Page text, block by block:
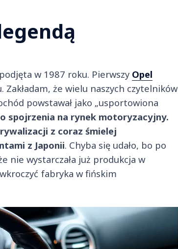
w 1987 roku. Pierwszy Opel
że wielu naszych czytelników
powstawał jako „usportowiona
spojrzenia na rynek motoryzacyjny.
z coraz śmielej
z Japonii. Chyba się udało, bo po
nie wystarczała już produkcja w
fabryka w fińskim